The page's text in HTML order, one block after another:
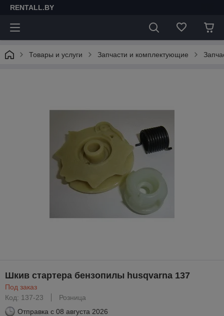
RENTALL.BY
Товары и услуги Запчасти и комплектующие
Шкив стартера бензопилы husqvarna 137
Под заказ
Код: 137-23
Розница
Отправка с 08 августа 2026